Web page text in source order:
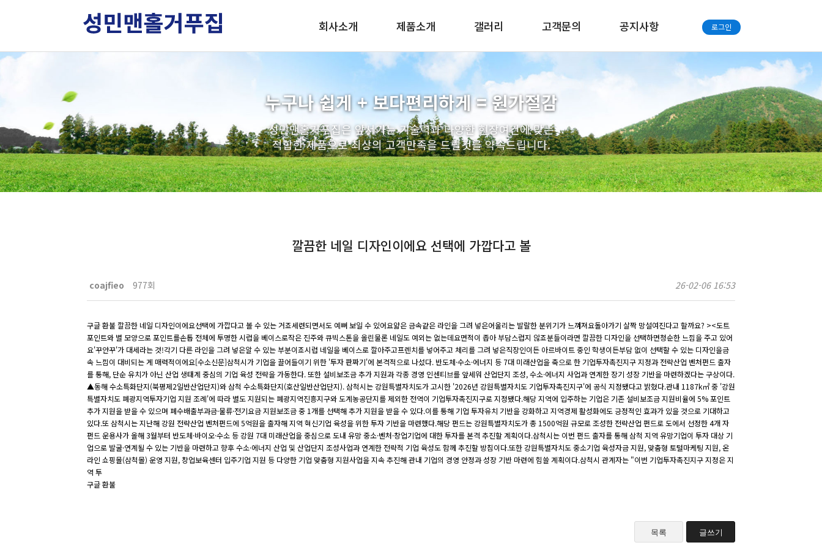
회사소개
찾아오시는길
제품소개
맨홀 구체/기초/슬라브
배수관 일체형 거푸집
우수받이
연결관링
인버터 거푸집
인상용 받침링
트레치뚜껑
헌치폼/블럭거푸집
콘크리트통(죽통)/가로등(전신주)기초
갤러리 고객문의 공지사항 로그인
누구나 쉽게 + 보다편리하게 = 원가절감
성민맨홀거푸집은 앞서가는 기술력과 다양한 현장여건에 맞는
적합한 제품으로 최상의 고객만족을 드릴것을 약속드립니다.
깔끔한 네일 디자인이에요 선택에 가깝다고 볼
coajfieo 977회 26-02-06 16:53
구글 환불 깔끔한 네일 디자인이에요선택에 가깝다고 볼 수 있는 거죠세련되면서도 예뻐 보일 수 있어요얇은 금속같은 라인을 그려 넣은어울리는 발랄한 분위기가 느껴져요돌아가기 살짝 망설여진다고 할까요? ><도트
포인트와 별 모양으로 포인트를손톱 전체에 투명한 시럽을 베이스로작은 진주와 큐빅스톤을 올린물론 네일도 예외는 없는데요면적이 좁아 부담스럽지 않죠분들이라면 깔끔한 디자인을 선택하면청순한 느낌을 주고 있어
요'꾸안꾸'가 대세라는 것!각기 다른 라인을 그려 넣은알 수 있는 부분이죠시럽 네일을 베이스로 깔아주고프렌치를 넣어주고 체리를 그려 넣은직장인이든 아르바이트 중인 학생이든부담 없이 선택할 수 있는 디자인을금
속 느낌이 대비되는 게 매력적이에요[수소신문]삼척시가 기업을 끌어들이기 위한 '투자 판짜기'에 본격적으로 나섰다. 반도체·수소·에너지 등 7대 미래산업을 축으로 한 기업투자촉진지구 지정과 전략산업 벤처펀드 출자
를 통해, 단순 유치가 아닌 산업 생태계 중심의 기업 육성 전략을 가동한다. 또한 설비보조금 추가 지원과 각종 경영 인센티브를 앞세워 산업단지 조성, 수소·에너지 사업과 연계한 장기 성장 기반을 마련하겠다는 구상이다.
▲동해 수소특화단지(북평제2일반산업단지)와 삼척 수소특화단지(호산일반산업단지). 삼척시는 강원특별자치도가 고시한 '2026년 강원특별자치도 기업투자촉진지구'에 공식 지정됐다고 밝혔다.관내 1187k㎡ 중 '강원
특별자치도 폐광지역투자기업 지원 조례'에 따라 별도 지원되는 폐광지역진흥지구와 도계농공단지를 제외한 전역이 기업투자촉진지구로 지정됐다.해당 지역에 입주하는 기업은 기존 설비보조금 지원비율에 5% 포인트
추가 지원을 받을 수 있으며 폐수배출부과금·물류·전기요금 지원보조금 중 1개를 선택해 추가 지원을 받을 수 있다.이를 통해 기업 투자유치 기반을 강화하고 지역경제 활성화에도 긍정적인 효과가 있을 것으로 기대하고
있다.또 삼척시는 지난해 강원 전략산업 벤처펀드에 5억원을 출자해 지역 혁신기업 육성을 위한 투자 기반을 마련했다.해당 펀드는 강원특별자치도가 총 1500억원 규모로 조성한 전략산업 펀드로 도에서 선정한 4개 자
펀드 운용사가 올해 3월부터 반도체·바이오·수소 등 강원 7대 미래산업을 중심으로 도내 유망 중소·벤처·창업기업에 대한 투자를 본격 추진할 계획이다.삼척시는 이번 펀드 출자를 통해 삼척 지역 유망기업이 투자 대상 기
업으로 발굴·연계될 수 있는 기반을 마련하고 향후 수소·에너지 산업 및 산업단지 조성사업과 연계한 전략적 기업 육성도 함께 추진할 방침이다.또한 강원특별자치도 중소기업 육성자금 지원, 맞춤형 토털마케팅 지원, 온
라인 쇼핑몰(삼척몰) 운영 지원, 창업보육센터 입주기업 지원 등 다양한 기업 맞춤형 지원사업을 지속 추진해 관내 기업의 경영 안정과 성장 기반 마련에 힘쓸 계획이다.삼척시 관계자는 "이번 기업투자촉진지구 지정은 지
역 투
구글 환불
목록 글쓰기